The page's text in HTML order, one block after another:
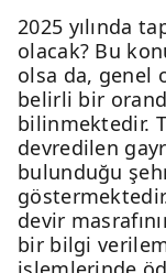
2025 yılında
olacak? Bu
olsa da, genel
belirli bir
bilinmektedir.
devredilen
bulunduğu
devir
bir bilgi